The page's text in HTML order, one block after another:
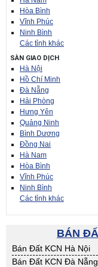
Hòa Bình
Vĩnh Phúc
Ninh Bình
Các tỉnh khác
SÀN GIAO DỊCH
Hà Nội
Hồ Chí Minh
Đà Nẵng
Hải Phòng
Hưng Yên
Quảng Ninh
Bình Dương
Đồng Nai
Hà Nam
Hòa Bình
Vĩnh Phúc
Ninh Bình
Các tỉnh khác
BÁN
Bán Đất KCN Hà Nội
Bán Đất KCN Đà Nẵng